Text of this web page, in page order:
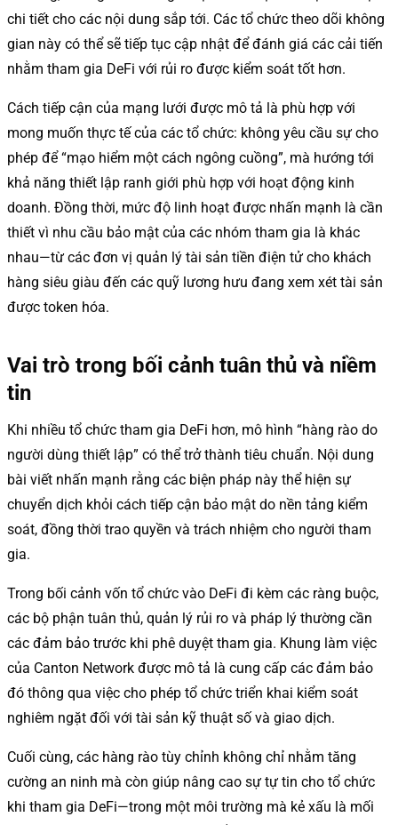
chi tiết cho các nội dung sắp tới. Các tổ chức theo dõi không
gian này có thể sẽ tiếp tục cập nhật để đánh giá các cải tiến
nhằm tham gia DeFi với rủi ro được kiểm soát tốt hơn.
Cách tiếp cận của mạng lưới được mô tả là phù hợp với
mong muốn thực tế của các tổ chức: không yêu cầu sự cho
phép để “mạo hiểm một cách ngông cuồng”, mà hướng tới
khả năng thiết lập ranh giới phù hợp với hoạt động kinh
doanh. Đồng thời, mức độ linh hoạt được nhấn mạnh là cần
thiết vì nhu cầu bảo mật của các nhóm tham gia là khác
nhau—từ các đơn vị quản lý tài sản tiền điện tử cho khách
hàng siêu giàu đến các quỹ lương hưu đang xem xét tài sản
được token hóa.
Vai trò trong bối cảnh tuân thủ và niềm
tin
Khi nhiều tổ chức tham gia DeFi hơn, mô hình “hàng rào do
người dùng thiết lập” có thể trở thành tiêu chuẩn. Nội dung
bài viết nhấn mạnh rằng các biện pháp này thể hiện sự
chuyển dịch khỏi cách tiếp cận bảo mật do nền tảng kiểm
soát, đồng thời trao quyền và trách nhiệm cho người tham
gia.
Trong bối cảnh vốn tổ chức vào DeFi đi kèm các ràng buộc,
các bộ phận tuân thủ, quản lý rủi ro và pháp lý thường cần
các đảm bảo trước khi phê duyệt tham gia. Khung làm việc
của Canton Network được mô tả là cung cấp các đảm bảo
đó thông qua việc cho phép tổ chức triển khai kiểm soát
nghiêm ngặt đối với tài sản kỹ thuật số và giao dịch.
Cuối cùng, các hàng rào tùy chỉnh không chỉ nhằm tăng
cường an ninh mà còn giúp nâng cao sự tự tin cho tổ chức
khi tham gia DeFi—trong một môi trường mà kẻ xấu là mối